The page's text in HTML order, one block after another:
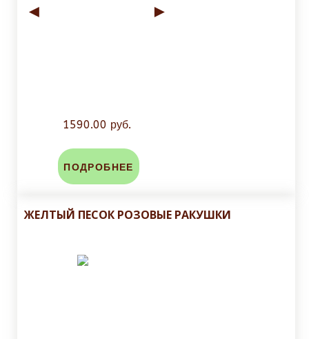
◄ ►
1590.00 руб.
ПОДРОБНЕЕ
ЖЕЛТЫЙ ПЕСОК РОЗОВЫЕ РАКУШКИ